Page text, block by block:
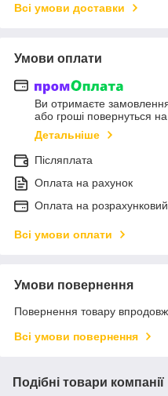
Всі умови доставки
Умови оплати
Ви отримаєте
або гроші повернуться
Детальніше
Післяплата
Оплата на рахунок
Оплата на
Всі умови оплати
Умови повернення
Повернення товару
Всі умови повернення
Подібні товари компанії